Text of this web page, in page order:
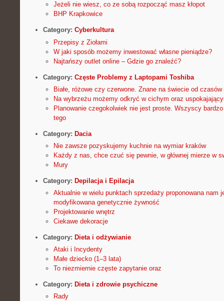
Jeżeli nie wiesz, co ze sobą rozpocząć masz kłopot
BHP Krapkowice
Category: Cyberkultura
Przepisy z Ziołami
W jaki sposób możemy inwestować własne pieniądze?
Najtańszy outlet online – Gdzie go znaleźć?
Category: Częste Problemy z Laptopami Toshiba
Białe, różowe czy czerwone. Znane na świecie od czasów
Na wybrzeżu możemy odkryć w cichym oraz
Planowanie czegokolwiek nie jest proste. Wszyscy
tego
Category: Dacia
Nie zawsze pozyskujemy kuchnie na wymiar kraków
Każdy z nas, chce czuć się pewnie, w głównej mierze w
Mury
Category: Depilacja i Epilacja
Aktualnie w wielu punktach sprzedaży proponowana nam
modyfikowana genetycznie żywność
Projektowanie wnętrz
Ciekawe dekoracje
Category: Dieta i odżywianie
Ataki i Incydenty
Małe dziecko (1–3 lata)
To niezmiernie częste zapytanie oraz
Category: Dieta i zdrowie psychiczne
Rady